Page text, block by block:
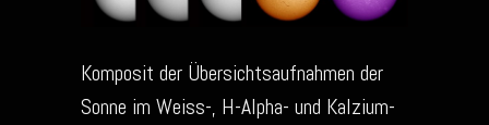
Komposit der Übersichtsaufnahmen der
Sonne im Weiss-, H-Alpha- und Kalzium-